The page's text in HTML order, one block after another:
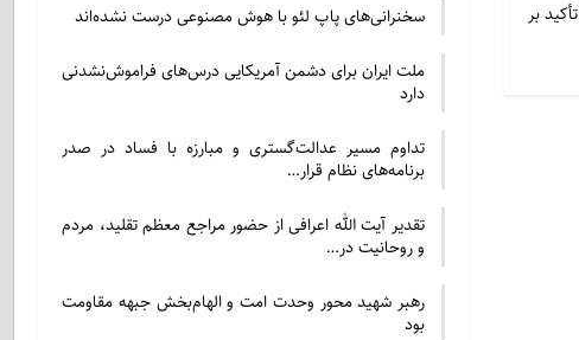
بر
سخنرانی‌های پاپ لئو با هوش مصنوعی درست نشده‌اند
ملت ایران برای دشمن آمریکایی درس‌های فراموش‌نشدنی
دارد
تداوم مسیر عدالت‌گستری و مبارزه با فساد در صدر
برنامه‌های نظام قرار…
تقدیر آیت الله اعرافی از حضور مراجع معظم تقلید، مردم
و روحانیت در…
رهبر شهید محور وحدت امت و الهام‌بخش جبهه مقاومت
بود